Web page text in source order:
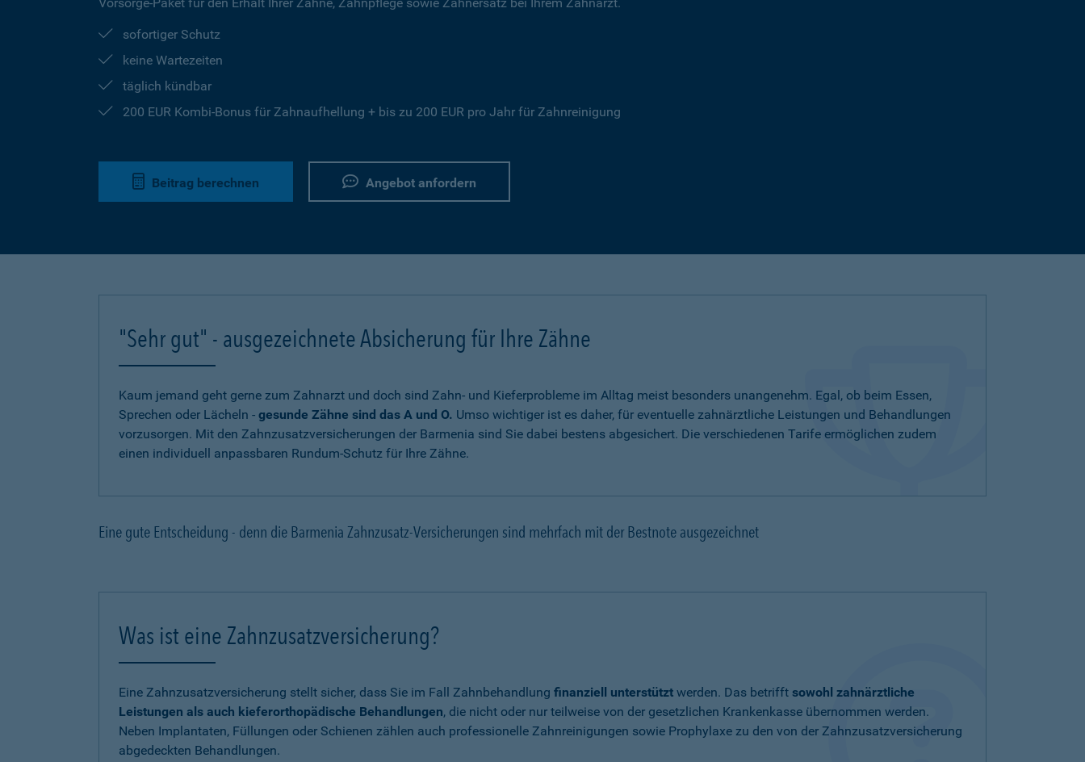
sofortiger Schutz
keine Wartezeiten
täglich kündbar
200 EUR Kombi-Bonus für Zahnaufhellung + bis zu 200 EUR pro Jahr für Zahnreinigung
Beitrag berechnen Angebot anfordern
"Sehr gut" - ausgezeichnete Absicherung für Ihre Zähne
Kaum jemand geht gerne zum Zahnarzt und doch sind Zahn- und Kieferprobleme im Alltag meist besonders unangenehm. Egal, ob beim Essen,
Sprechen oder Lächeln - gesunde Zähne sind das A und O. Umso wichtiger ist es daher, für eventuelle zahnärztliche Leistungen und Behandlungen
vorzusorgen. Mit den Zahnzusatzversicherungen der Barmenia sind Sie dabei bestens abgesichert. Die verschiedenen Tarife ermöglichen zudem
einen individuell anpassbaren Rundum-Schutz für Ihre Zähne.
Eine gute Entscheidung - denn die Barmenia Zahnzusatz-Versicherungen sind mehrfach mit der Bestnote ausgezeichnet
Was ist eine Zahnzusatzversicherung?
Eine Zahnzusatzversicherung stellt sicher, dass Sie im Fall Zahnbehandlung finanziell unterstützt werden. Das betrifft sowohl zahnärztliche
Leistungen als auch kieferorthopädische Behandlungen, die nicht oder nur teilweise von der gesetzlichen Krankenkasse übernommen werden.
Neben Implantaten, Füllungen oder Schienen zählen auch professionelle Zahnreinigungen sowie Prophylaxe zu den von der Zahnzusatzversicherung
abgedeckten Behandlungen.